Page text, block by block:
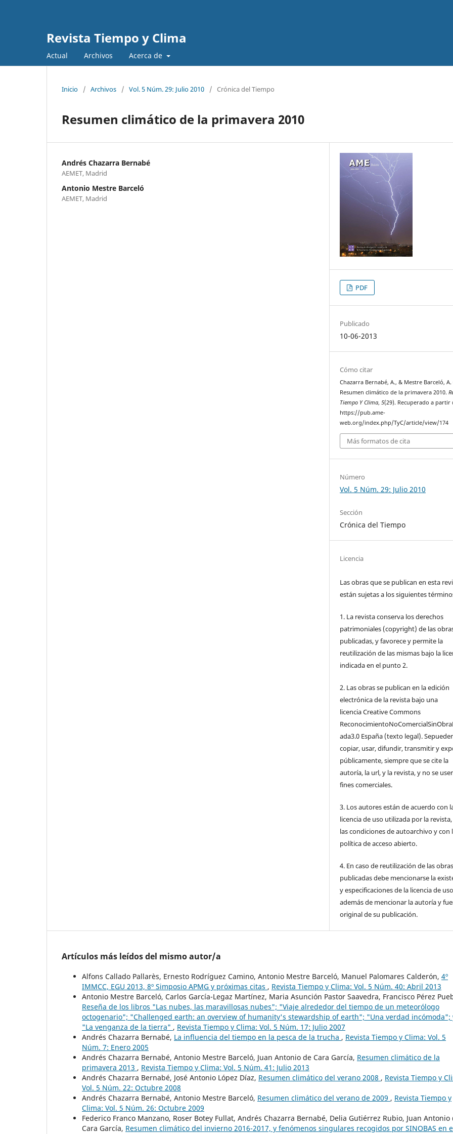
Revista Tiempo y Clima
Actual Archivos Acerca de
Inicio / Archivos / Vol. 5 Núm. 29: Julio 2010 / Crónica del Tiempo
Resumen climático de la primavera 2010
Andrés Chazarra Bernabé
AEMET, Madrid
Antonio Mestre Barceló
AEMET, Madrid
PDF
Publicado
10-06-2013
Cómo citar
Chazarra Bernabé, A., & Mestre Barceló, A.
Resumen climático de la primavera 2010.
Tiempo Y Clima,5(29). Recuperado a partir
https://pub.ame-
web.org/index.php/TyC/article/view/174
Más formatos de cita
Número
Vol. 5 Núm. 29: Julio 2010
Sección
Crónica del Tiempo
Licencia
Las obras que se publican en esta
están sujetas a los siguientes
1. La revista conserva los derechos
patrimoniales (copyright) de las
publicadas, y favorece y permite la
reutilización de las mismas bajo la
indicada en el punto 2.
2. Las obras se publican en la edición
electrónica de la revista bajo una
licencia Creative Commons
ada3.0 España (texto legal).
copiar, usar, difundir, transmitir y
públicamente, siempre que se cite la
autoría, la url, y la revista, y no se
fines comerciales.
3. Los autores están de acuerdo con
licencia de uso utilizada por la
las condiciones de autoarchivo y con
política de acceso abierto.
4. En caso de reutilización de las obras
publicadas debe mencionarse la
y especificaciones de la licencia de uso
además de mencionar la autoría y
original de su publicación.
Artículos más leídos del mismo autor/a
Alfons Callado Pallarès, Ernesto Rodríguez Camino, Antonio Mestre Barceló, Manuel Palomares Calderón, 4º
IMMCC, EGU 2013, 8º Simposio APMG y próximas citas , Revista Tiempo y Clima: Vol. 5 Núm. 40: Abril 2013
Antonio Mestre Barceló, Carlos García-Legaz Martínez, Maria Asunción Pastor Saavedra, Francisco Pérez
Reseña de los libros "Las nubes, las maravillosas nubes"; "Viaje alrededor del tiempo de un meteorólogo
octogenario"; "Challenged earth: an overview of humanity's stewardship of earth"; "Una verdad incómoda";
"La venganza de la tierra" , Revista Tiempo y Clima: Vol. 5 Núm. 17: Julio 2007
Andrés Chazarra Bernabé, La influencia del tiempo en la pesca de la trucha , Revista Tiempo y Clima: Vol. 5
Núm. 7: Enero 2005
Andrés Chazarra Bernabé, Antonio Mestre Barceló, Juan Antonio de Cara García, Resumen climático de la
primavera 2013 , Revista Tiempo y Clima: Vol. 5 Núm. 41: Julio 2013
Andrés Chazarra Bernabé, José Antonio López Díaz, Resumen climático del verano 2008 , Revista Tiempo y
Vol. 5 Núm. 22: Octubre 2008
Andrés Chazarra Bernabé, Antonio Mestre Barceló, Resumen climático del verano de 2009 , Revista Tiempo y
Clima: Vol. 5 Núm. 26: Octubre 2009
Federico Franco Manzano, Roser Botey Fullat, Andrés Chazarra Bernabé, Delia Gutiérrez Rubio, Juan Antonio
Cara García, Resumen climático del invierno 2016-2017, y fenómenos singulares recogidos por SINOBAS en